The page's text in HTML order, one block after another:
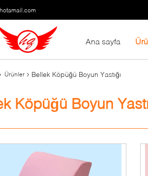
Ana sayfa
Ürünler Bellek Köpüğü Boyun Yastığı
Köpüğü Boyun